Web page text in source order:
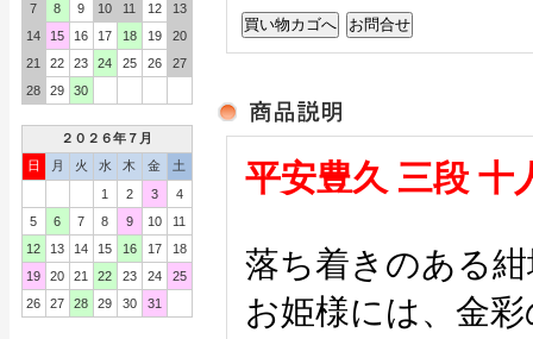
7
8 9 10 11 12
13
14
15 16 17 18 19
20
21
22 23 24 25 26
27
28
29 30
２０２６年７月
日
月 火 水 木 金
土
1
2 3
4
5
6 7 8 9 10
11
12
13 14 15 16 17
18
19
20 21 22 23 24
25
26
27 28 29 30 31
平安豊久 三段 十
落ち着きのある
お姫様には、金